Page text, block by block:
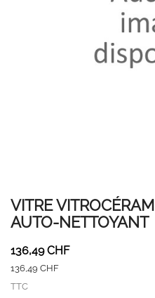
VITRE
AUTO-NETTOYANT
136,49 CHF
136,49 CHF
TTC